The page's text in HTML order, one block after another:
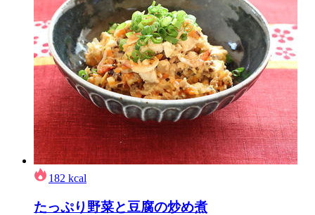
182 kcal
たっぷり野菜と豆腐の炒め煮